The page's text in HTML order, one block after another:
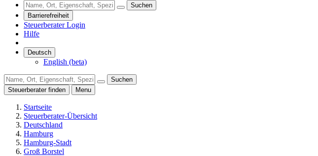
Suchen
Barrierefreiheit
Steuerberater Login
Hilfe
Deutsch
English (beta)
Suchen
Steuerberater finden
Menu
Startseite
Steuerberater-Übersicht
Deutschland
Hamburg
Hamburg-Stadt
Groß Borstel